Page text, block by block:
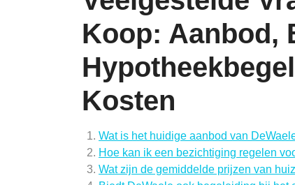
Koop: Aanbod,
Kosten
Wat is het huidige aanbod van
Hoe kan ik een bezichtiging regelen
Wat zijn de gemiddelde prijzen van